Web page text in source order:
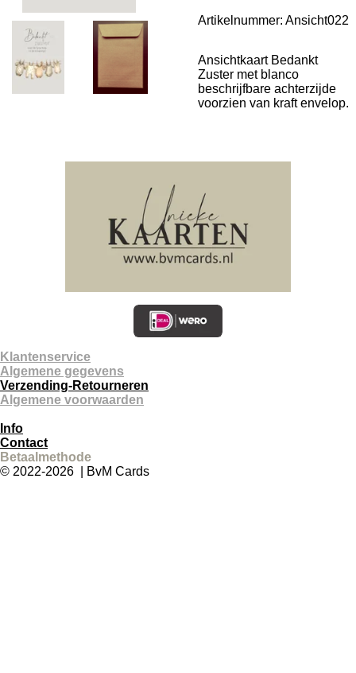
Artikelnummer: Ansicht022
Ansichtkaart Bedankt
Zuster met blanco
beschrijfbare achterzijde
voorzien van kraft envelop.
Klantenservice
Algemene gegevens
Verzending-Retourneren
Algemene voorwaarden
Info
Contact
Betaalmethode
© 2022-2026 | BvM Cards